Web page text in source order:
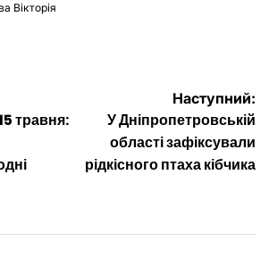
Вікторія
травня:
Наступний:
У Дніпропетровській
області зафіксували
рідкісного птаха кібчика